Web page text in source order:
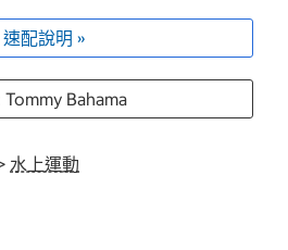
速配說明 »
Tommy Bahama
水上運動